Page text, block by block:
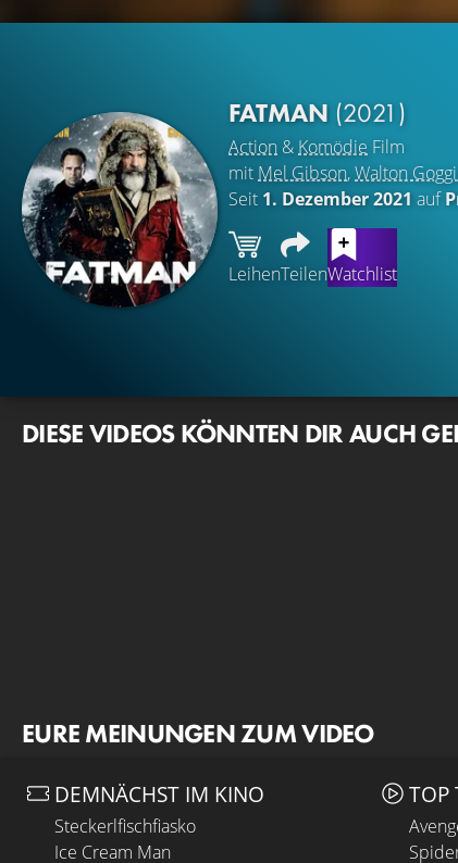
FATMAN (2021)
Action & Komödie Film
mit Mel Gibson,Walton
Seit 1. Dezember 2021 auf
LeihenTeilenWatchlist
DIESE VIDEOS KÖNNTEN DIR AUCH
EURE MEINUNGEN ZUM VIDEO
DEMNÄCHST IM KINO
Steckerlfischfiasko
Ice Cream Man
TOP